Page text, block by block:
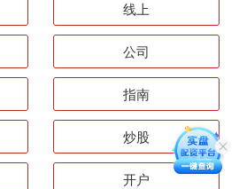
线上
公司
指南
炒股
开户